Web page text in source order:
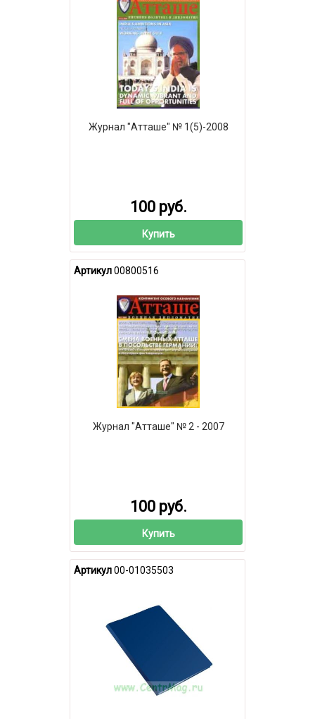
Журнал "Атташе" № 1(5)-2008
100 руб.
Купить
Артикул00800516
Журнал "Атташе" № 2 - 2007
100 руб.
Купить
Артикул00-01035503